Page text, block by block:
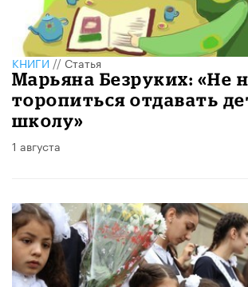
КНИГИ//Статья
Марьяна Безруких: «Не
торопиться отдавать
школу»
1 августа